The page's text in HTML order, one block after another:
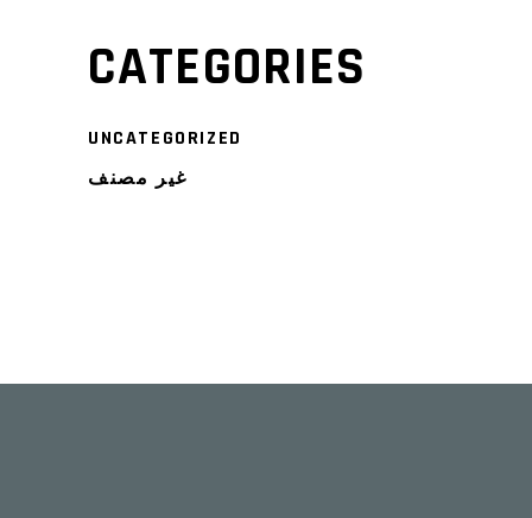
CATEGORIES
UNCATEGORIZED
غير مصنف